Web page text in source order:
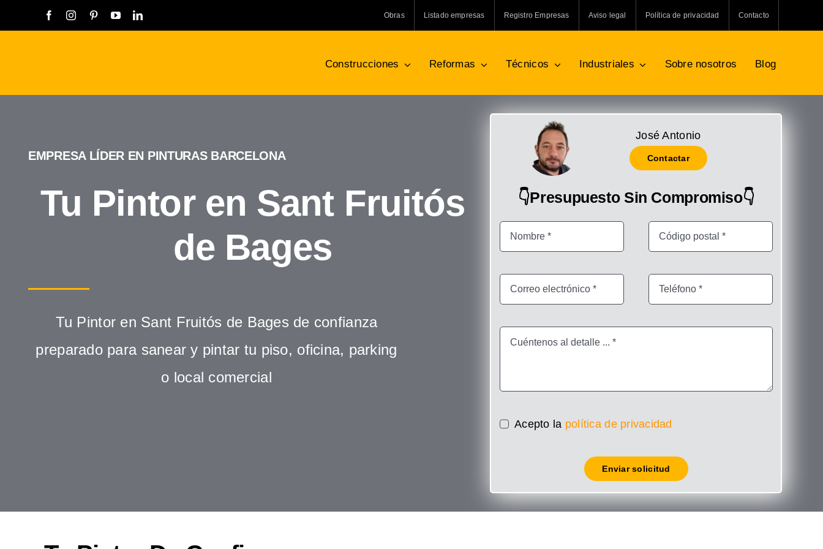
al
Obras Listado empresas Registro Empresas Aviso legal Política de privacidad Contacto
Construcciones Reformas Técnicos Industriales Sobre nosotros Blog
EMPRESA LÍDER EN PINTURAS BARCELONA
Tu Pintor en Sant Fruitós
de Bages
Tu Pintor en Sant Fruitós de Bages de confianza
preparado para sanear y pintar tu piso, oficina, parking
o local comercial
José Antonio
Contactar
👇Presupuesto Sin Compromiso👇
Acepto la política de privacidad
Enviar solicitud